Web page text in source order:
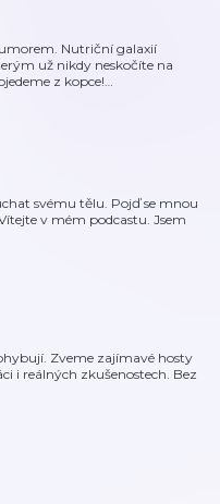
Nutriční galaxií
už nikdy neskočíte na
z kopce!…
svému tělu. Pojď se mnou
v mém podcastu. Jsem
Zveme zajímavé hosty
i reálných zkušenostech. Bez